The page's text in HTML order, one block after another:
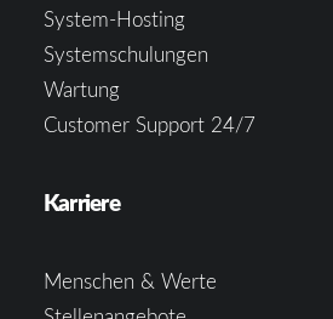
System-Hosting
Systemschulungen
Wartung
Customer Support 24/7
Karriere
Menschen & Werte